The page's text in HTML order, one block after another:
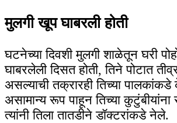
मुलगी खूप घाबरली होती
घटनेच्या दिवशी मुलगी शाळेतून घरी
घाबरलेली दिसत होती, तिने पोटात
असल्याची तक्रारही तिच्या
असामान्य रूप पाहून तिच्या
त्यांनी तिला तातडीने डॉक्टरांकडे नेले.